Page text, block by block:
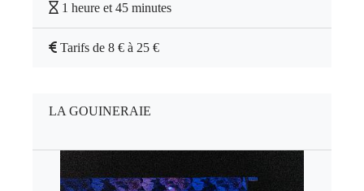
1 heure et 45 minutes
Tarifs de 8 € à 25 €
LA GOUINERAIE